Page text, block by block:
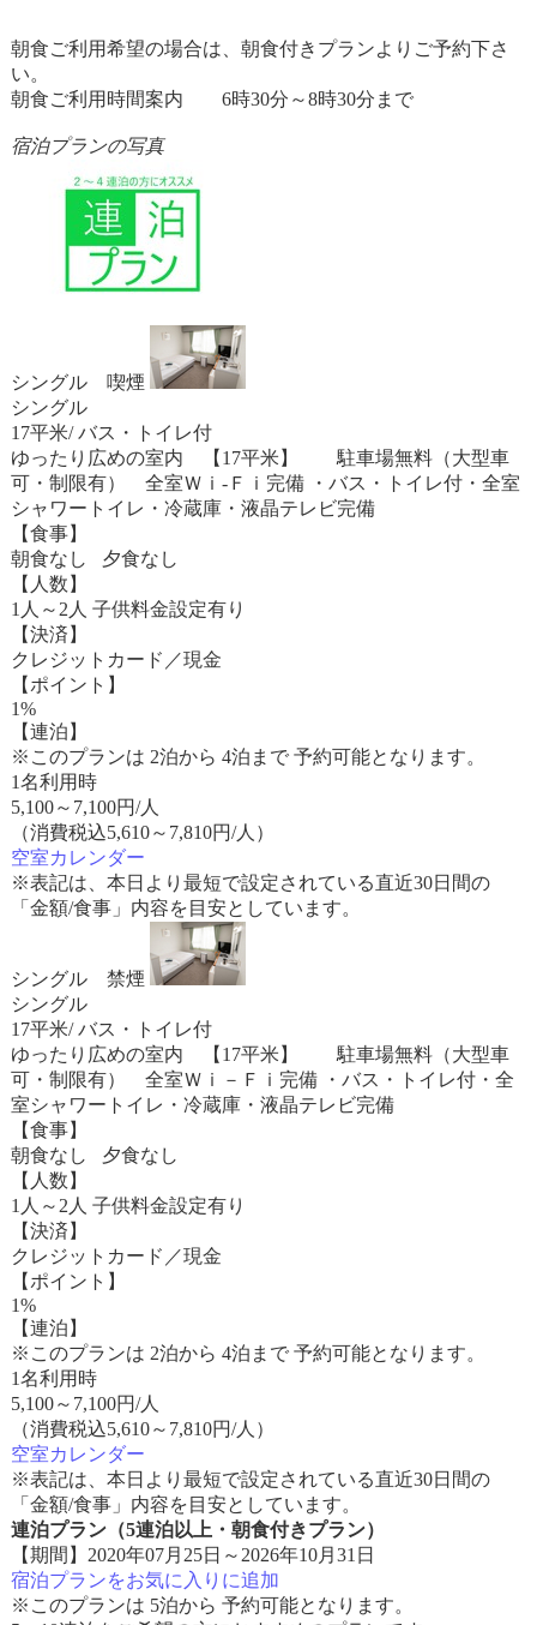
朝食ご利用希望の場合は、朝食付きプランよりご予約下さ
い。
朝食ご利用時間案内 6時30分～8時30分まで
宿泊プランの写真
シングル 喫煙
シングル
17平米/ バス・トイレ付
ゆったり広めの室内 【17平米】 駐車場無料（大型車
可・制限有） 全室Ｗｉ-Ｆｉ完備 ・バス・トイレ付・全室
シャワートイレ・冷蔵庫・液晶テレビ完備
【食事】
朝食なし 夕食なし
【人数】
1人～2人 子供料金設定有り
【決済】
クレジットカード／現金
【ポイント】
1%
【連泊】
※このプランは 2泊から 4泊まで 予約可能となります。
1名利用時
5,100～ 7,100円/人
（消費税込5,610～7,810円/人）
空室カレンダー
※表記は、本日より最短で設定されている直近30日間の
「金額/食事」内容を目安としています。
シングル 禁煙
シングル
17平米/ バス・トイレ付
ゆったり広めの室内 【17平米】 駐車場無料（大型車
可・制限有） 全室Ｗｉ－Ｆｉ完備 ・バス・トイレ付・全
室シャワートイレ・冷蔵庫・液晶テレビ完備
【食事】
朝食なし 夕食なし
【人数】
1人～2人 子供料金設定有り
【決済】
クレジットカード／現金
【ポイント】
1%
【連泊】
※このプランは 2泊から 4泊まで 予約可能となります。
1名利用時
5,100～ 7,100円/人
（消費税込5,610～7,810円/人）
空室カレンダー
※表記は、本日より最短で設定されている直近30日間の
「金額/食事」内容を目安としています。
連泊プラン（5連泊以上・朝食付きプラン）
【期間】2020年07月25日～2026年10月31日
宿泊プランをお気に入りに追加
※このプランは 5泊から 予約可能となります。